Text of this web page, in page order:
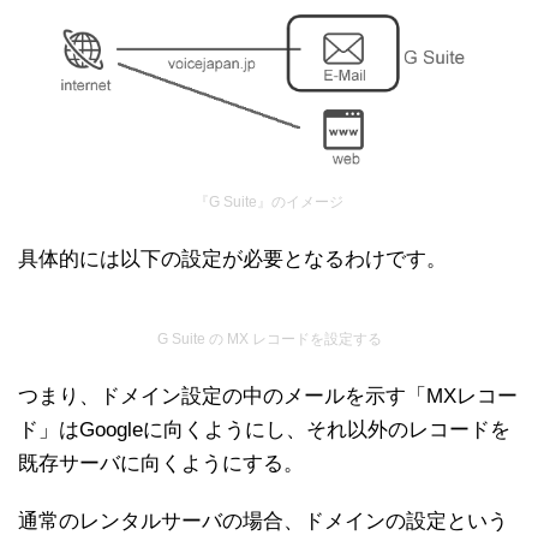
『G Suite』のイメージ
具体的には以下の設定が必要となるわけです。
G Suite の MX レコードを設定する
つまり、ドメイン設定の中のメールを示す「MXレコー
ド」はGoogleに向くようにし、それ以外のレコードを
既存サーバに向くようにする。
通常のレンタルサーバの場合、ドメインの設定という